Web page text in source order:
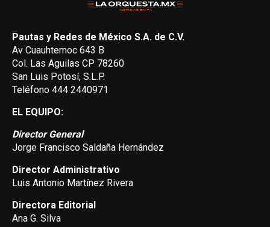
Pautas y Redes de México S.A. de C.V.
Av Cuauhtemoc 643 B
Col. Las Aguilas CP 78260
San Luis Potosí, S.L.P.
Teléfono 444 2440971
EL EQUIPO:
Director General
Jorge Francisco Saldaña Hernández
Director Administrativo
Luis Antonio Martínez Rivera
Directora Editorial
Ana G. Silva